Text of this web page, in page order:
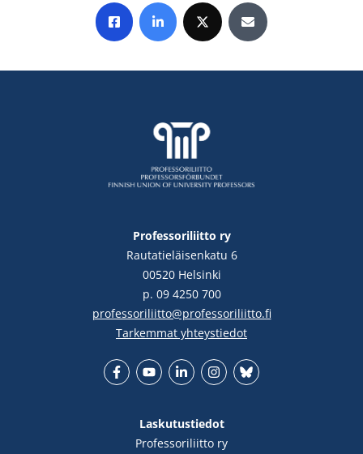
Jaa Facebookissa
Jaa LinkedInissä
Jaa X:ssäJaa sähköpostitse
Professoriliitto ry
Rautatieläisenkatu 6
00520 Helsinki
p. 09 4250 700
professoriliitto@professoriliitto.fi
Tarkemmat yhteystiedot
Laskutustiedot
Professoriliitto ry